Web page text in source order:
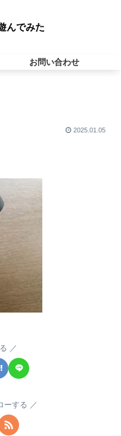
んでみた
お問い合わせ
2025.01.05
ーする